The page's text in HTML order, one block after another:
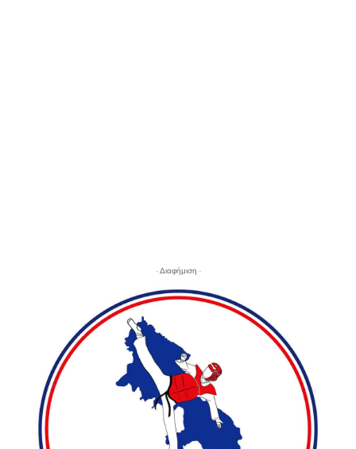
- Διαφήμιση -